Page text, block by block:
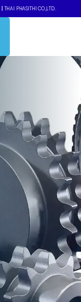
THAI PHASITHI CO.,LTD..